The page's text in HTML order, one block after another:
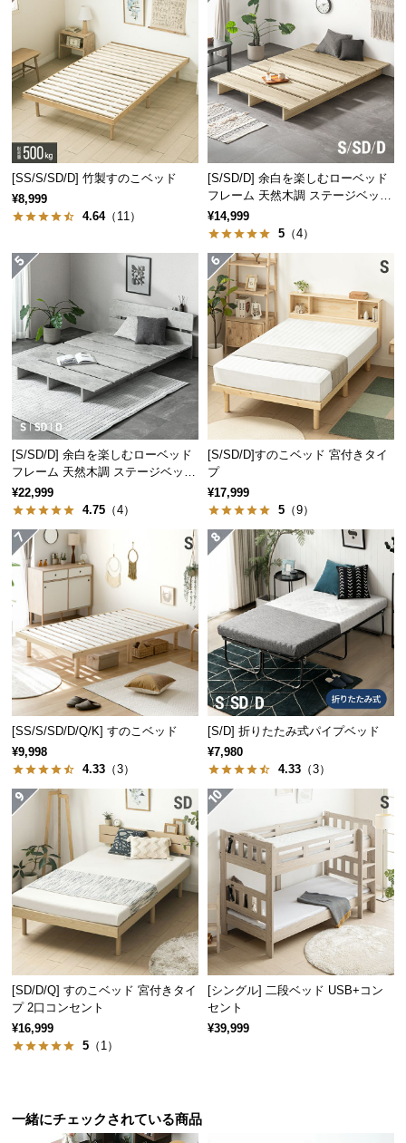
ー
ビ
ス
に
い
て
搬
経
に
つ
い
て
返
品・
キ
ャ
ン
セ
ル
つ
て
保
証
に
つ
い
て
規
約
に
つ
い
て
ー
伝統と信頼のデンマークデザイン
家具づくりの長い歴史を持つデンマーク。家具の本
場にて丁寧に作り上げられたこだわりの一台です。
シリーズで揃えてトータ
ルコーデ
同シリーズの家具で揃えることで空間に統一性
が生まれ、すっきりとまとまった印象のお部屋
になります。
デンマーク家具シリーズのラインナッ
プ
幅118cm
デンマー
ク デザイ
ン テレビ
ボード
¥19,99
8
幅99cm
デンマー
ク デザイ
¥10,99
9
幅110cm
デンマー
クデザイ
ン ワーク
デスク
¥14,99
9
幅120cm
ク デザイ
デスク
¥19,99
8
幅130cm
デンマー
ク デザイ
¥17,99
9
幅65cm
幅99cm
幅147cm
[SS/S/SD/D] 竹製すのこベッド
¥8,999
4.64（11）
[S/SD/D] 余白を楽しむローベッド
フレーム 天然木調 ステージベッド
ロボット掃除機対応
¥14,999
5 （4）
[S/SD/D] 余白を楽しむローベッド
フレーム 天然木調 ステージベッド
2口コンセントタイプ
¥22,999
4.75 （4）
[S/SD/D]すのこベッド 宮付きタイ
プ
¥17,999
5 （9）
[SS/S/SD/D/Q/K] すのこベッド
¥9,998
4.33 （3）
[S/D] 折りたたみ式パイプベッド
¥7,980
4.33 （3）
[SD/D/Q] すのこベッド 宮付きタイ
プ 2口コンセント
¥16,999
5 （1）
[シングル] 二段ベッド USB+コン
セント
¥39,999
一緒にチェックされている商品